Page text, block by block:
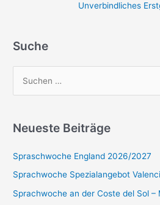
Unverbindliches
Suche
h
a
Neueste Beiträge
Spraschwoche England 2026/2027
Sprachwoche Spezialangebot
Sprachwoche an der Coste del Sol –